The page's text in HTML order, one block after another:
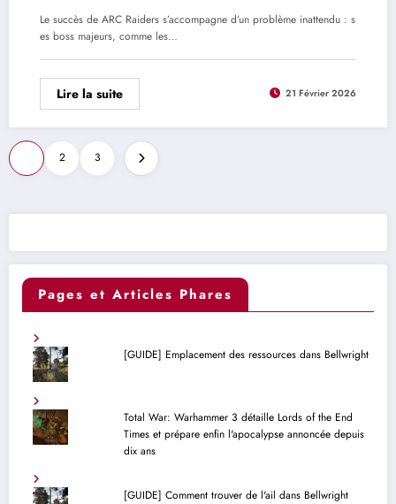
Le succès de ARC Raiders s’accompagne d’un problème inattendu : s
es boss majeurs, comme les…
Lire la suite 21 Février 2026
Pagination
des
publications
2 3
Pages et Articles Phares
[GUIDE] Emplacement des ressources dans Bellwright
Total War: Warhammer 3 détaille Lords of the End
Times et prépare enfin l'apocalypse annoncée depuis
dix ans
[GUIDE] Comment trouver de l'ail dans Bellwright